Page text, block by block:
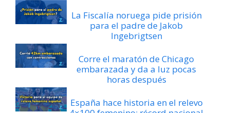
La Fiscalía noruega pide prisión
para el padre de Jakob
Ingebrigtsen
Corre el maratón de Chicago
embarazada y da a luz pocas
horas después
España hace historia en el relevo